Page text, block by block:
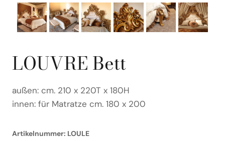
LOUVRE Bett
außen: cm. 210 x 220T x 180H
innen: für Matratze cm. 180 x 200
Artikelnummer: LOULE